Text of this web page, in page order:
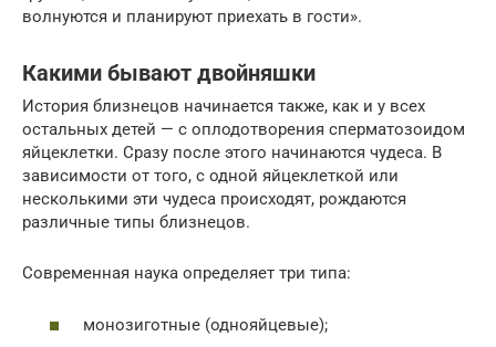
волнуются и планируют приехать в гости».
Какими бывают двойняшки
История близнецов начинается также, как и у всех
остальных детей — с оплодотворения сперматозоидом
яйцеклетки. Сразу после этого начинаются чудеса. В
зависимости от того, с одной яйцеклеткой или
несколькими эти чудеса происходят, рождаются
различные типы близнецов.
Современная наука определяет три типа:
монозиготные (однояйцевые);